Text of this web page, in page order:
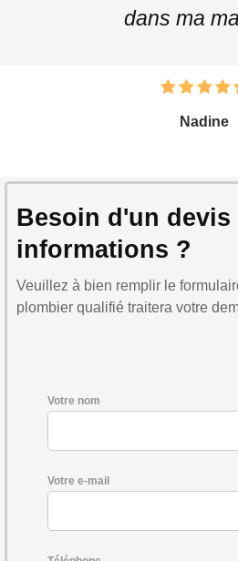
dans ma
Nadine
Besoin d'un devis
informations ?
Veuillez à bien remplir le
plombier qualifié traitera votre
Votre nom
Votre e-mail